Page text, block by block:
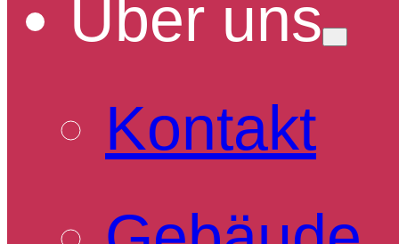
Über uns
Kontakt